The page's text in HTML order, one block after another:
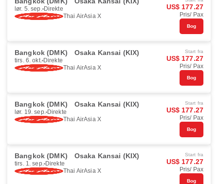
lør. 5. sep. Direkte
Thai AirAsia X
US$ 177.27
Pris/ Pax
Bog
Bangkok (DMK) Osaka Kansai (KIX)
tirs. 6. okt. Direkte
Thai AirAsia X
Start fra
US$ 177.27
Pris/ Pax
Bog
Bangkok (DMK) Osaka Kansai (KIX)
lør. 19. sep. Direkte
Thai AirAsia X
Start fra
US$ 177.27
Pris/ Pax
Bog
Bangkok (DMK) Osaka Kansai (KIX)
tirs. 1. sep. Direkte
Thai AirAsia X
Start fra
US$ 177.27
Pris/ Pax
Bog